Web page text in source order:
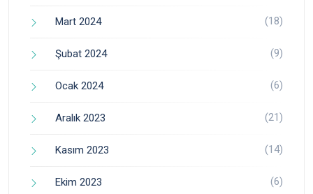
Mart 2024 (18)
Şubat 2024 (9)
Ocak 2024 (6)
Aralık 2023 (21)
Kasım 2023 (14)
Ekim 2023 (6)